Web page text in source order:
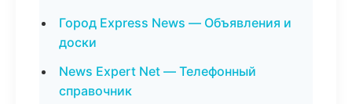
Город Express News — Объявления и
доски
News Expert Net — Телефонный
справочник